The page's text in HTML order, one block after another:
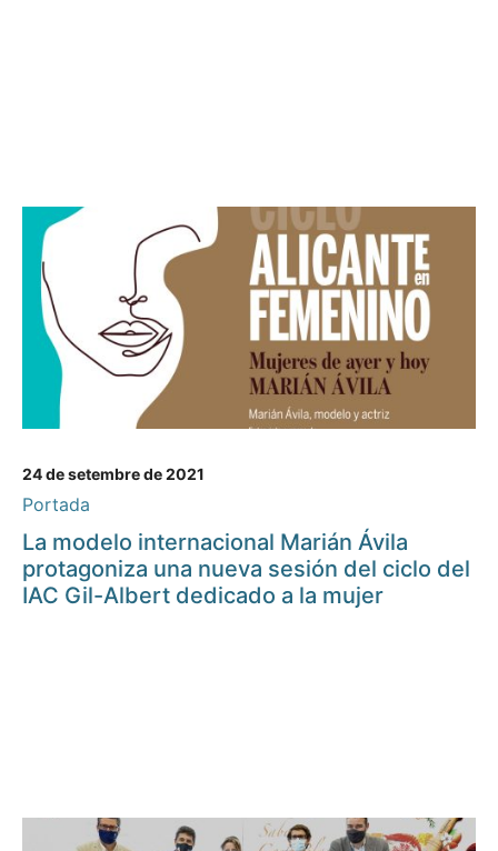
24 de setembre de 2021
Portada
La modelo internacional Marián Ávila
protagoniza una nueva sesión del ciclo del
IAC Gil-Albert dedicado a la mujer